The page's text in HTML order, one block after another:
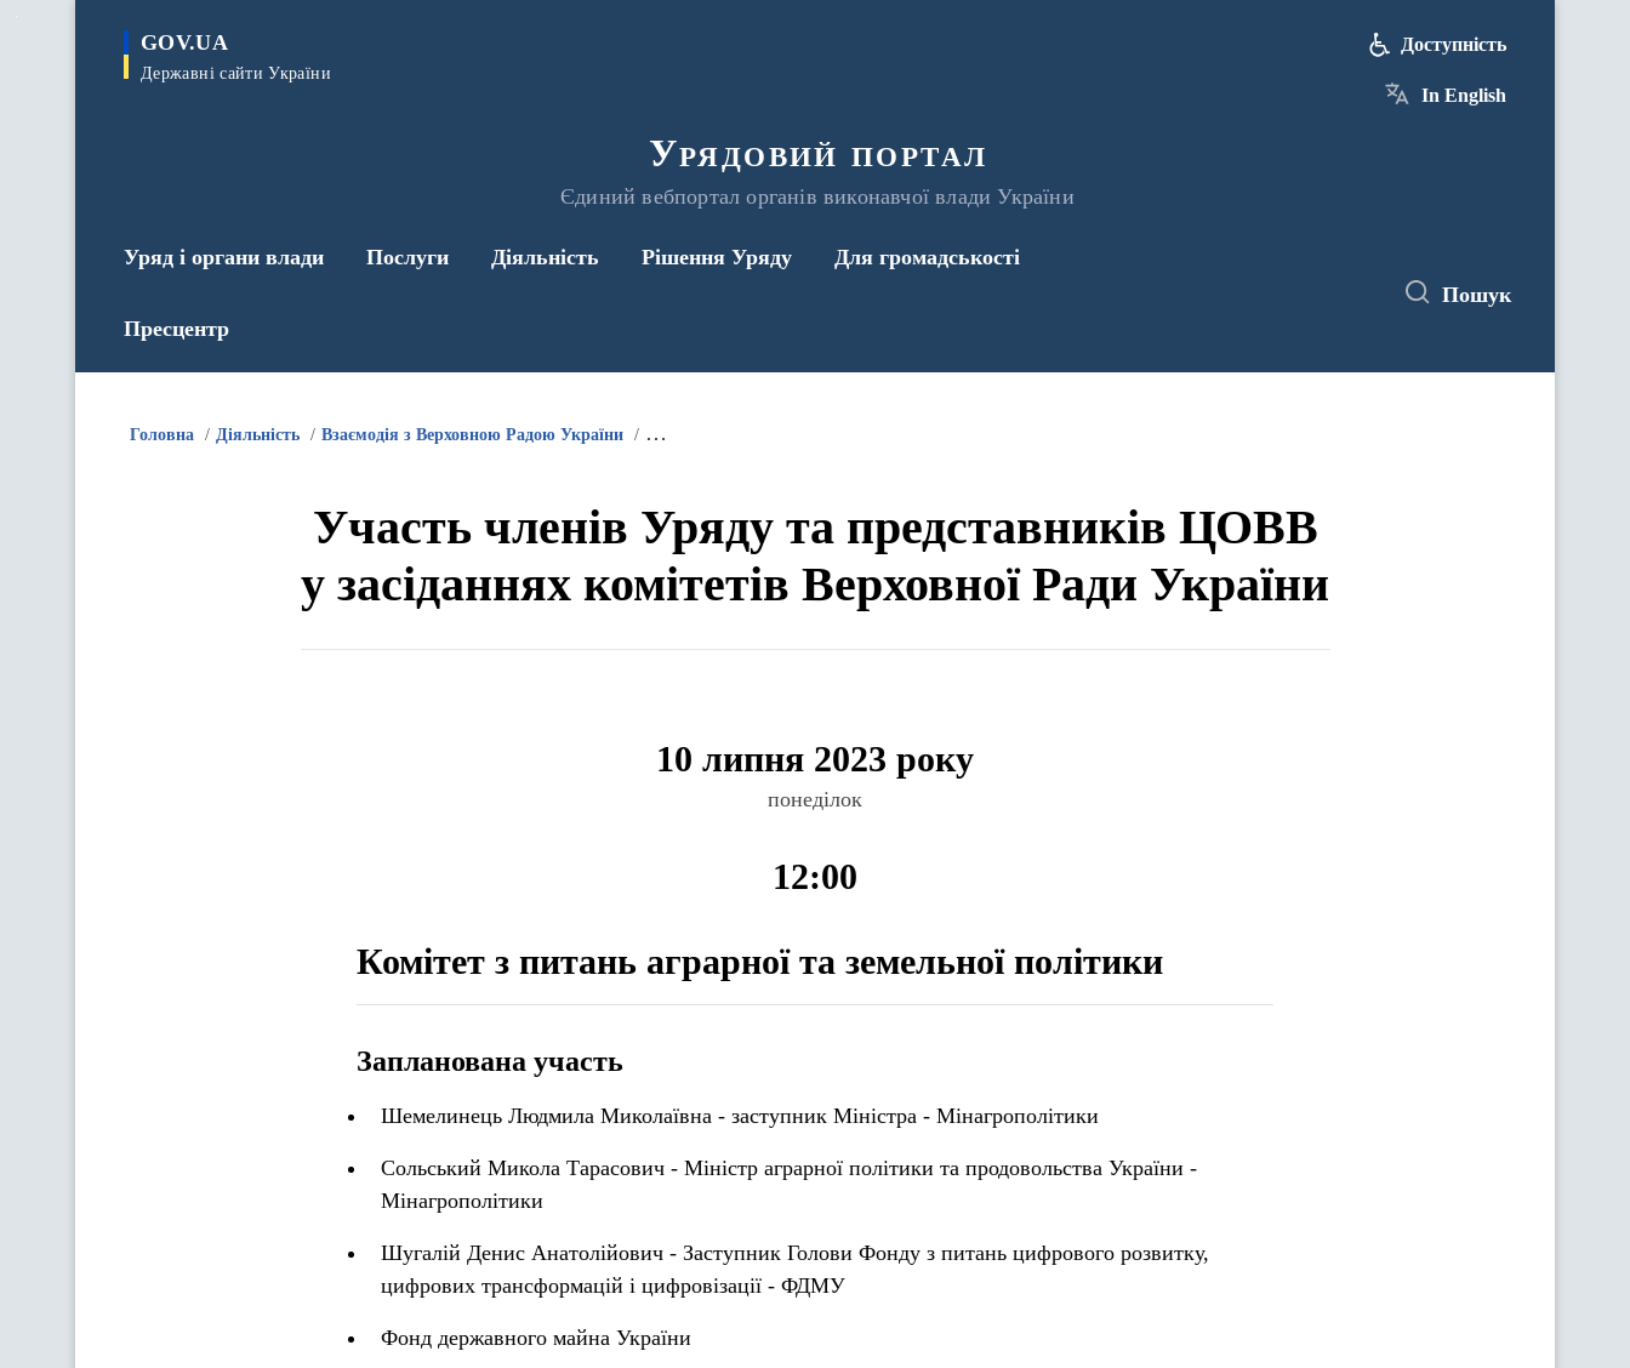
GOV.UA
Державні сайти України
Урядовий портал
Єдиний вебпортал органів виконавчої влади України
Доступність
In English
Уряд і органи влади Послуги Діяльність Рішення Уряду Для громадськості
Пресцентр
Пошук
Головна Діяльність Взаємодія з Верховною Радою України Інформація про участь членів Уряду та представників ЦОВВ у засіданнях комітетів Верховної Ради України
Участь членів Уряду та представників ЦОВВ
у засіданнях комітетів Верховної Ради України
10 липня 2023 року
понеділок
12:00
Комітет з питань аграрної та земельної політики
Запланована участь
Шемелинець Людмила Миколаївна - заступник Міністра - Мінагрополітики
Сольський Микола Тарасович - Міністр аграрної політики та продовольства України -
Мінагрополітики
Шугалій Денис Анатолійович - Заступник Голови Фонду з питань цифрового розвитку,
цифрових трансформацій і цифровізації - ФДМУ
Фонд державного майна України